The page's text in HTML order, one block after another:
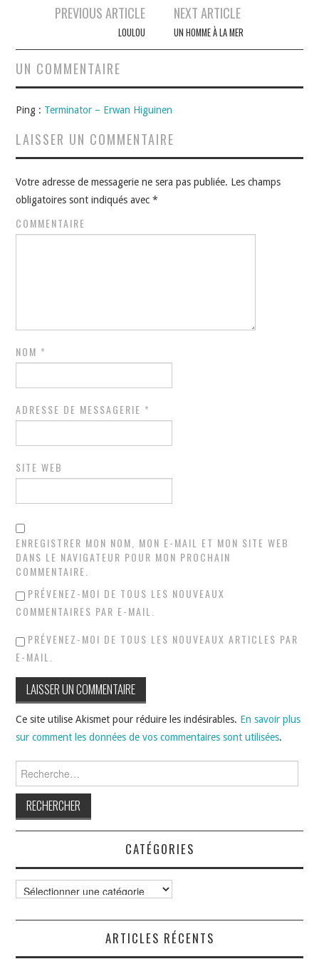
Navigation
articles
PREVIOUS ARTICLE
LOULOU
NEXT ARTICLE
UN HOMME À LA MER
UN COMMENTAIRE
Ping : Terminator – Erwan Higuinen
LAISSER UN COMMENTAIRE
Votre adresse de messagerie ne sera pas publiée. Les champs
obligatoires sont indiqués avec*
COMMENTAIRE
NOM *
ADRESSE DE MESSAGERIE *
SITE WEB
ENREGISTRER MON NOM, MON E-MAIL ET MON SITE WEB
DANS LE NAVIGATEUR POUR MON PROCHAIN
COMMENTAIRE.
PRÉVENEZ-MOI DE TOUS LES NOUVEAUX
COMMENTAIRES PAR E-MAIL.
PRÉVENEZ-MOI DE TOUS LES NOUVEAUX ARTICLES PAR
E-MAIL.
Ce site utilise Akismet pour réduire les indésirables. En savoir plus
sur comment les données de vos commentaires sont utilisées.
CATÉGORIES
Catégories
ARTICLES RÉCENTS